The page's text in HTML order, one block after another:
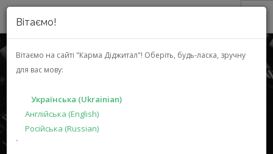
Вітаємо!
Вітаємо на сайті "Карма Діджитал"! Оберіть, будь-ласка, зручну
для вас мову:
Українська (Ukrainian)
Англійська (English)
Російська (Russian)
`
ПРО НАС
АКЦІЇ
РІШЕННЯ
ВИРОБНИКАМ
ГОЛОВНА КАТАЛОГ